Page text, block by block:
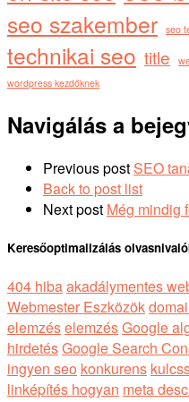
seo szakember seo
technikai seo title
wordpress kezdőknek
Navigálás a
Previous postSEO
Back to post list
Next post Még mindig
Keresőoptimalizálás
404 hibaakadálymentes
Webmester Eszközök
elemzéselemzésGoogle
hirdetésGoogle Search
ingyen seo konkurens
linképítés hogyan meta